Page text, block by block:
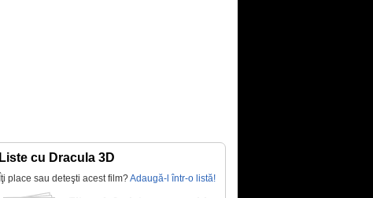
Liste cu Dracula 3D
Îţi place sau deteşti acest film?Adaugă-l într-o listă!